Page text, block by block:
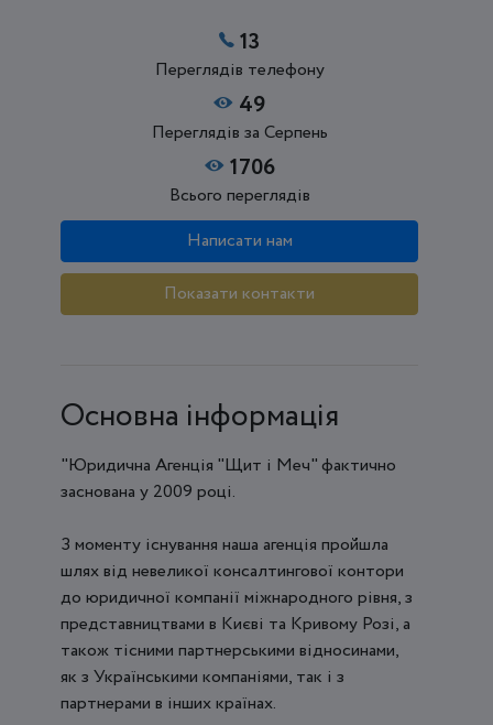
13
Переглядів телефону
49
Переглядів за Серпень
1706
Всього переглядів
Написати нам
Показати контакти
Основна інформація
"Юридична Агенція "Щит і Меч" фактично
заснована у 2009 році.
З моменту існування наша агенція пройшла
шлях від невеликої консалтингової контори
до юридичної компанії міжнародного рівня, з
представництвами в Києві та Кривому Розі, а
також тісними партнерськими відносинами,
як з Українськими компаніями, так і з
партнерами в інших країнах.